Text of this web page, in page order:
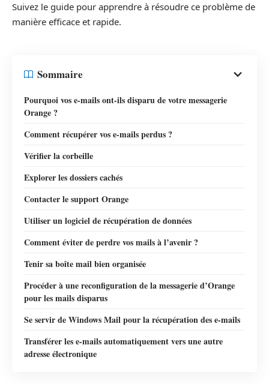
Suivez le guide pour apprendre à résoudre ce problème de
manière efficace et rapide.
Sommaire
Pourquoi vos e-mails ont-ils disparu de votre messagerie
Orange ?
Comment récupérer vos e-mails perdus ?
Vérifier la corbeille
Explorer les dossiers cachés
Contacter le support Orange
Utiliser un logiciel de récupération de données
Comment éviter de perdre vos mails à l’avenir ?
Tenir sa boîte mail bien organisée
Procéder à une reconfiguration de la messagerie d’Orange
pour les mails disparus
Se servir de Windows Mail pour la récupération des e-mails
Transférer les e-mails automatiquement vers une autre
adresse électronique